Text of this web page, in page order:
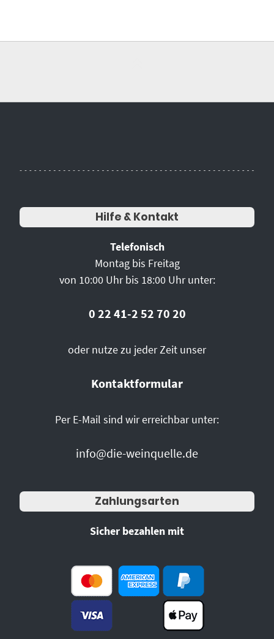
Hilfe & Kontakt
Telefonisch
Montag bis Freitag
von 10:00 Uhr bis 18:00 Uhr unter:
0 22 41-2 52 70 20
oder nutze zu jeder Zeit unser
Kontaktformular
Per E-Mail sind wir erreichbar unter:
info@die-weinquelle.de
Zahlungsarten
Sicher bezahlen mit